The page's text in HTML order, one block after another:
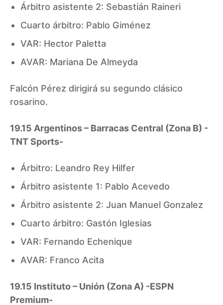
Árbitro asistente 2: Sebastián Raineri
Cuarto árbitro: Pablo Giménez
VAR: Hector Paletta
AVAR: Mariana De Almeyda
Falcón Pérez dirigirá su segundo clásico
rosarino.
19.15 Argentinos – Barracas Central (Zona B) -
TNT Sports-
Árbitro: Leandro Rey Hilfer
Árbitro asistente 1: Pablo Acevedo
Árbitro asistente 2: Juan Manuel Gonzalez
Cuarto árbitro: Gastón Iglesias
VAR: Fernando Echenique
AVAR: Franco Acita
19.15 Instituto – Unión (Zona A) -ESPN
Premium-